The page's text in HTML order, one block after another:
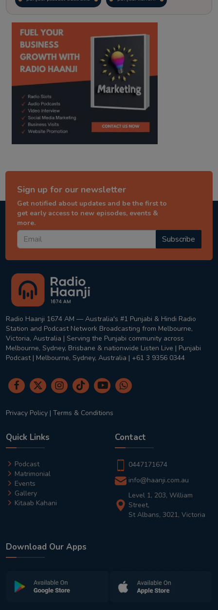
kitaab kahani punjabi story
Sign up for our newsletter
Get notified about updates and be the first to
get early access to new episodes, events &
more.
Subscribe
Radio Haanji 1674 AM — Australia's #1 Punjabi & Hindi Radio
Station and Podcast Network Broadcasting from Melbourne,
Victoria, Australia | Serving the Punjabi community across
Melbourne, Sydney, Brisbane & nationwide Listen Live | Punjabi
Podcast | Melbourne, Sydney, Australia | +61 3 9356 0344
Privacy Policy | Terms & Conditions
Quick Links
Podcast
Matrimonial
Events
Gallery
Kitaab Kahani
Contact
0447171674
info@haanji.com.au
Level 1, 203, William
Street,
St Albans, 3021, Victoria
Download Our Apps